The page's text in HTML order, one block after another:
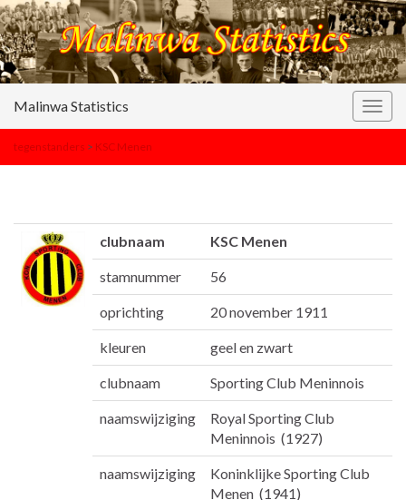
Malinwa Statistics
tegenstanders > KSC Menen
clubnaam KSC Menen
stamnummer 56
oprichting 20 november 1911
kleuren geel en zwart
clubnaam Sporting Club Meninnois
naamswijziging
Royal Sporting Club
Meninnois (1927)
naamswijziging
Koninklijke Sporting Club
Menen (1941)